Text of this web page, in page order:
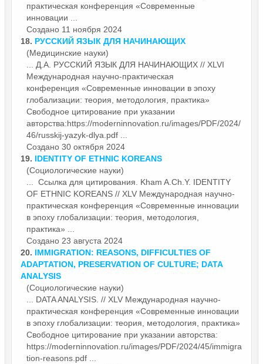
практическая конференция «Современные
инновации ...
Создано 11 ноября 2024
18. РУССКИЙ ЯЗЫК ДЛЯ НАЧИНАЮЩИХ
(Медицинские науки)
... Д.А. РУССКИЙ ЯЗЫК ДЛЯ НАЧИНАЮЩИХ // XLVI
Международная научно-практическая
конференция «Современные инновации в эпоху
глобализации: теория, методология, практика»
Свободное цитирование при указании
авторства:https://moderninnovation.ru/images/PDF/2024/
46/russkij-yazyk-dlya.pdf ...
Создано 30 октября 2024
19. IDENTITY OF ETHNIC KOREANS
(Социологические науки)
... Ссылка для цитирования. Kham A.Ch.Y. IDENTITY
OF ETHNIC KOREANS // XLV Международная научно-
практическая конференция «Современные инновации
в эпоху глобализации: теория, методология,
практика» ...
Создано 23 августа 2024
20. IMMIGRATION: REASONS, DIFFICULTIES OF
ADAPTATION, PRESERVATION OF CULTURE; DATA
ANALYSIS
(Социологические науки)
... DATA ANALYSIS. // XLV Международная научно-
практическая конференция «Современные инновации
в эпоху глобализации: теория, методология, практика»
Свободное цитирование при указании авторства:
https://moderninnovation.ru/images/PDF/2024/45/immigra
tion-reasons.pdf ...